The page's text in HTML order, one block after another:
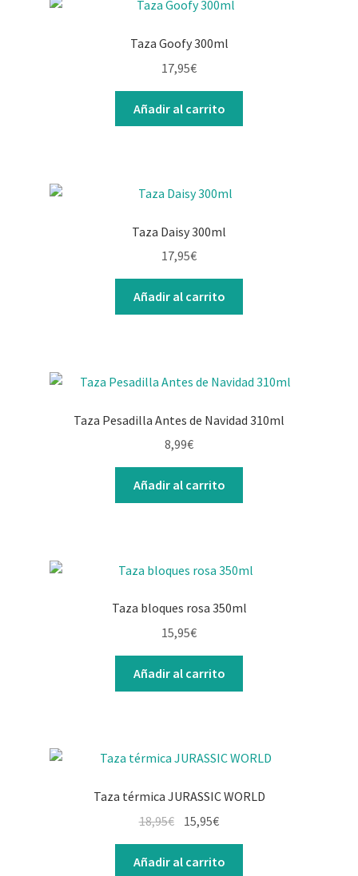
Taza Goofy 300ml
17,95€
Añadir al carrito
Taza Daisy 300ml
17,95€
Añadir al carrito
Taza Pesadilla Antes de Navidad 310ml
8,99€
Añadir al carrito
Taza bloques rosa 350ml
15,95€
Añadir al carrito
Taza térmica JURASSIC WORLD
18,95€ El
original
15,95€El
actual
Añadir al carrito